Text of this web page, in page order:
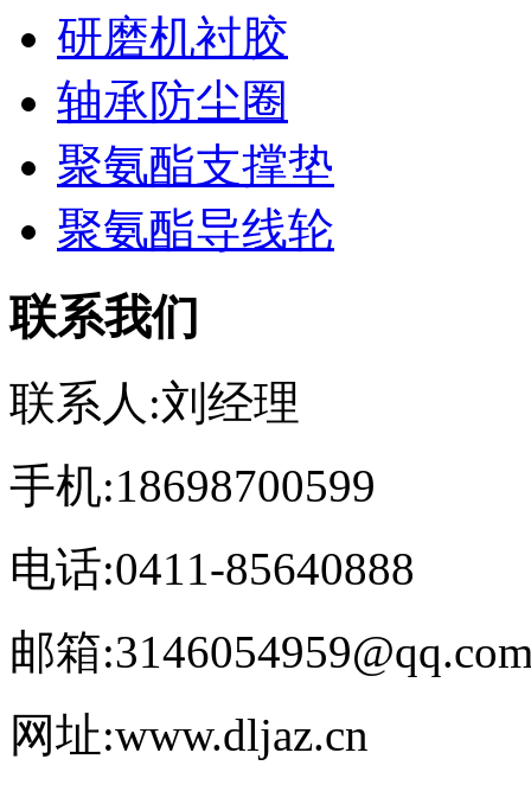
研磨机衬胶
轴承防尘圈
聚氨酯支撑垫
聚氨酯导线轮
联系我们
联系人:刘经理
手机:18698700599
电话:0411-85640888
邮箱
网址:www.dljaz.cn